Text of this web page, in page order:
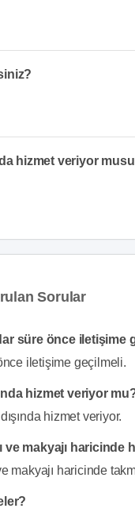
hizmet veriyor
Sorular
süre önce iletişime
iletişime geçilmeli.
hizmet veriyor
hizmet veriyor.
ve makyajı
makyajı haricinde